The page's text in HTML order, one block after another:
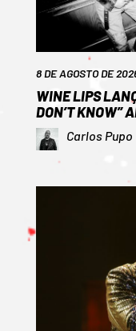
8 DE AGOSTO DE
WINE LIPS
DON’T KNOW”
Carlos Pupo